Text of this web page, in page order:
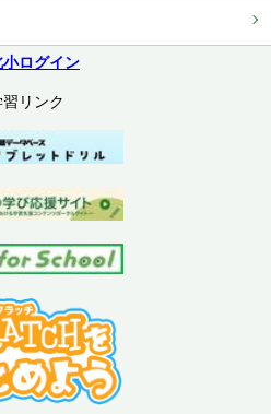
小ログイン
習リンク